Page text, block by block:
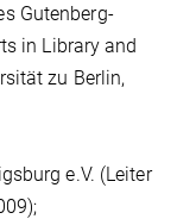
Gutenberg-
in Library and
zu Berlin,
e.V. (Leiter